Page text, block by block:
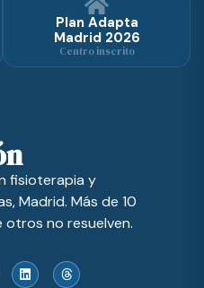
Plan Adapta
Madrid 2026
Centro inscrito
fisioterapia y
Madrid. Más de 10
otros no resuelven.